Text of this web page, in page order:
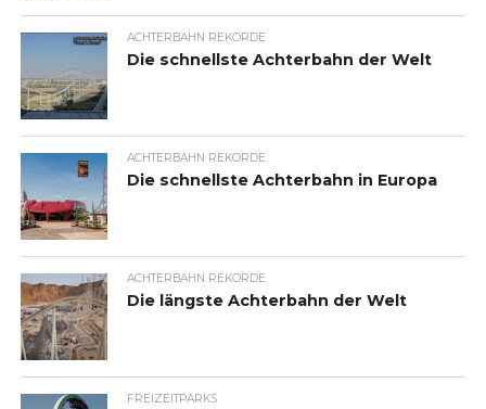
ACHTERBAHN REKORDE
Die schnellste Achterbahn der Welt
ACHTERBAHN REKORDE
Die schnellste Achterbahn in Europa
ACHTERBAHN REKORDE
Die längste Achterbahn der Welt
FREIZEITPARKS